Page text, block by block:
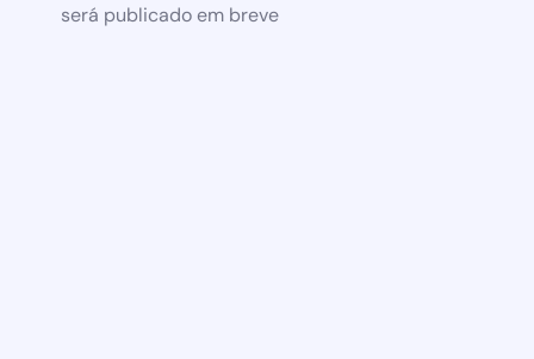
será publicado em breve